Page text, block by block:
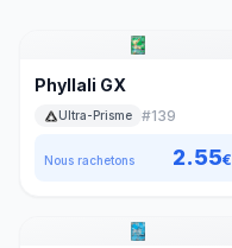
Phyllali GX
Ultra-Prisme #139
Nous rachetons 2.55€